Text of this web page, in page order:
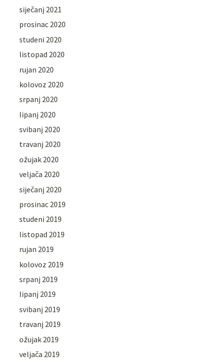
siječanj 2021
prosinac 2020
studeni 2020
listopad 2020
rujan 2020
kolovoz 2020
srpanj 2020
lipanj 2020
svibanj 2020
travanj 2020
ožujak 2020
veljača 2020
siječanj 2020
prosinac 2019
studeni 2019
listopad 2019
rujan 2019
kolovoz 2019
srpanj 2019
lipanj 2019
svibanj 2019
travanj 2019
ožujak 2019
veljača 2019